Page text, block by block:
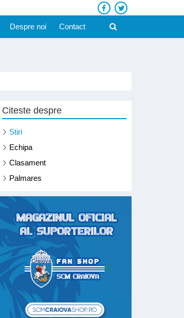
Despre noi Contact
Citeste despre
Stiri
Echipa
Clasament
Palmares